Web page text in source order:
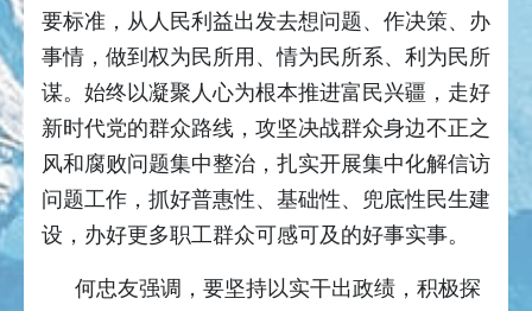
要标准，从人民利益出发去想问题、作决策、办
事情，做到权为民所用、情为民所系、利为民所
谋。始终以凝聚人心为根本推进富民兴疆，走好
新时代党的群众路线，攻坚决战群众身边不正之
风和腐败问题集中整治，扎实开展集中化解信访
问题工作，抓好普惠性、基础性、兜底性民生建
设，办好更多职工群众可感可及的好事实事。
何忠友强调，要坚持以实干出政绩，积极探